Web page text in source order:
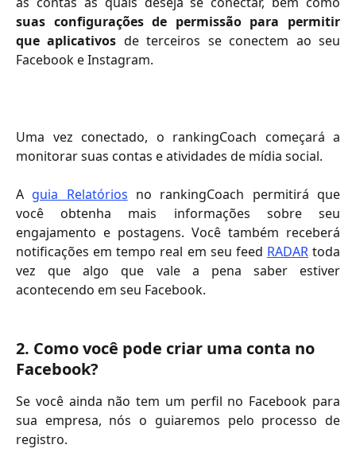
suas configurações de permissão para permitir
que aplicativos de terceiros se conectem ao seu
Facebook e Instagram.
Uma vez conectado, o rankingCoach começará a
monitorar suas contas e atividades de mídia social.
A guia Relatórios no rankingCoach permitirá que
você obtenha mais informações sobre seu
engajamento e postagens. Você também receberá
notificações em tempo real em seu feed RADARtoda
vez que algo que vale a pena saber estiver
acontecendo em seu Facebook.
2. Como você pode criar uma conta no
Facebook?
Se você ainda não tem um perfil no Facebook para
sua empresa, nós o guiaremos pelo processo de
registro.